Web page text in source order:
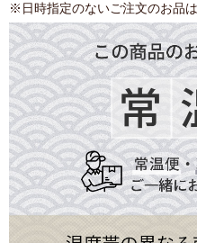
※日時指定のないご注文のお品